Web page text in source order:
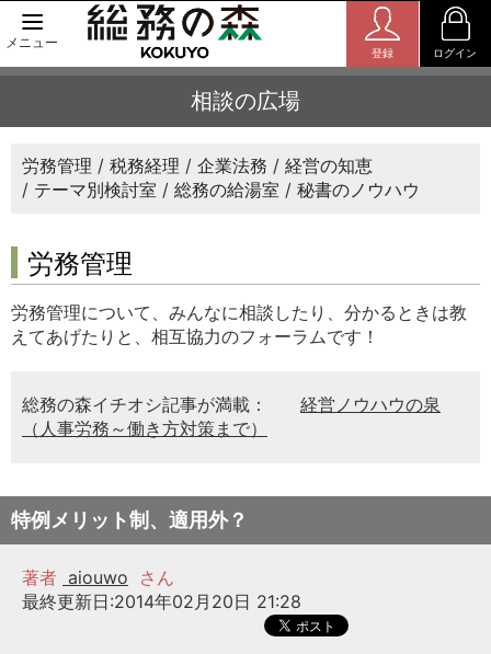
メニュー
登録 ログイン
相談の広場
労務管理 税務経理 企業法務
経営の知恵
テーマ別検討室
総務の給湯室 秘書のノウハウ
労務管理
労務管理について、みんなに相談したり、分かるときは教
えてあげたりと、相互協力のフォーラムです！
総務の森イチオシ記事が満載：
経営ノウハウの泉
（人事労務～働き方対策まで）
特例メリット制、適用外？
著者 aiouwo
さん
最終更新日:2014年02月20日 21:28